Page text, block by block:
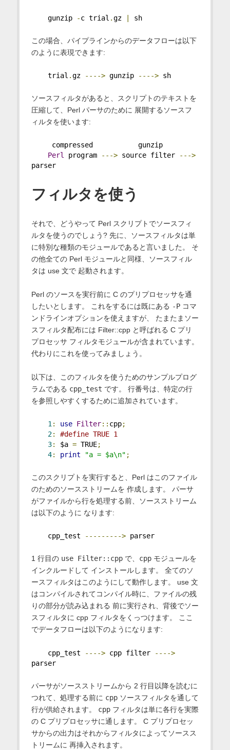
gunzip -c trial .gz sh
この場合、パイプラインからのデータフローは以下
のように表現できます:
trial .gz ----> gunzip ----> sh
ソースフィルタがあると、スクリプトのテキストを
圧縮して、Perl パーサのために 展開するソースフ
ィルタを使います:
compressed           gunzip
Perl program ---> source filter
--->
parser
フィルタを使う
それで、どうやって Perl スクリプトでソースフィ
ルタを使うのでしょう? 先に、ソースフィルタは単
に特別な種類のモジュールであると言いました。 そ
の他全ての Perl モジュールと同様、ソースフィル
タは use 文で 起動されます。
Perl のソースを実行前に C のプリプロセッサを通
したいとします。 これをするには既にある -Pコマ
ンドラインオプションを使えますが、 たまたまソー
スフィルタ配布には Filter::cpp と呼ばれる C プリ
プロセッサ フィルタモジュールが含まれています。
代わりにこれを使ってみましょう。
以下は、このフィルタを使うためのサンプルプログ
ラムである cpp_test です。 行番号は、特定の行
を参照しやすくするために追加されています。
1: use Filter:: cpp;
2:
#define TRUE 1
3: $a = TRUE;
4: print "a = $a\n" ;
このスクリプトを実行すると、Perl はこのファイル
のためのソースストリームを 作成します。 パーサ
がファイルから行を処理する前、ソースストリーム
は以下のように なります:
cpp_test ---------> parser
1 行目の use Filter::cppで、 cppモジュールを
インクルードして インストールします。 全てのソ
ースフィルタはこのようにして動作します。 use 文
はコンパイルされてコンパイル時に、ファイルの残
りの部分が読み込まれる 前に実行され、背後でソー
スフィルタに cpp フィルタをくっつけます。 ここ
でデータフローは以下のようになります:
cpp_test ----> cpp filter
---->
parser
パーサがソースストリームから 2 行目以降を読むに
つれて、処理する前に cppソースフィルタを通して
行が供給されます。 cppフィルタは単に各行を実際
の C プリプロセッサに通します。 C プリプロセッ
サからの出力はそれからフィルタによってソースス
トリームに 再挿入されます。